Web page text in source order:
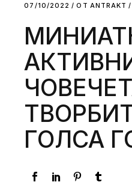
07/10/2022 ОТ АNTRAKT
ГОЛСА